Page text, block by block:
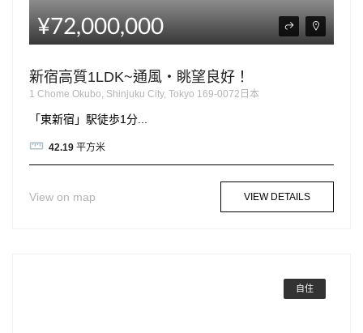
¥72,000,000
新宿高質1LDK~通風・眺望良好！
1 Chome Okubo, Shinjuku City, Tokyo 169-0072日本
「東新宿」駅徒歩1分...
42.19 平方米
View on map VIEW DETAILS
自住